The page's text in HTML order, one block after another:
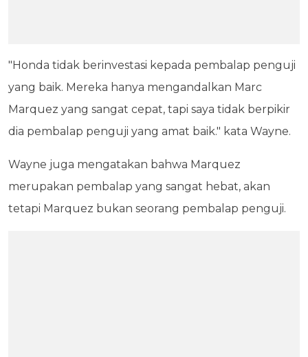
"Honda tidak berinvestasi kepada pembalap penguji
yang baik. Mereka hanya mengandalkan Marc
Marquez yang sangat cepat, tapi saya tidak berpikir
dia pembalap penguji yang amat baik." kata Wayne.
Wayne juga mengatakan bahwa Marquez
merupakan pembalap yang sangat hebat, akan
tetapi Marquez bukan seorang pembalap penguji.